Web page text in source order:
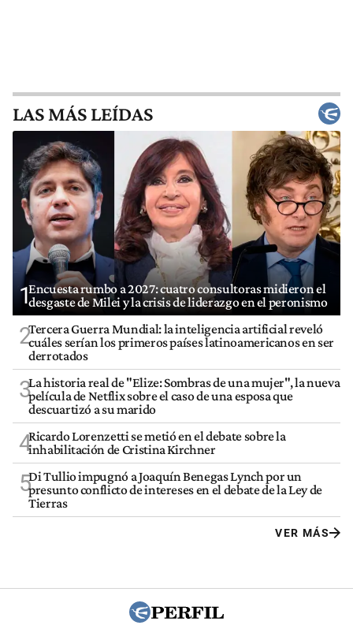
LAS MÁS LEÍDAS
1Encuesta rumbo a 2027: cuatro consultoras midieron el
desgaste de Milei y la crisis de liderazgo en el peronismo
2Tercera Guerra Mundial: la inteligencia artificial reveló
cuáles serían los primeros países latinoamericanos en ser
derrotados
3La historia real de "Elize: Sombras de una mujer", la nueva
película de Netflix sobre el caso de una esposa que
descuartizó a su marido
4Ricardo Lorenzetti se metió en el debate sobre la
inhabilitación de Cristina Kirchner
5Di Tullio impugnó a Joaquín Benegas Lynch por un
presunto conflicto de intereses en el debate de la Ley de
Tierras
VER MÁS